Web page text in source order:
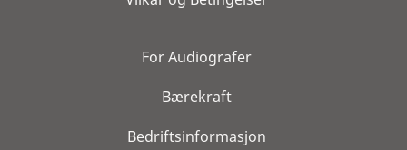
For Audiografer
Bærekraft
Bedriftsinformasjon